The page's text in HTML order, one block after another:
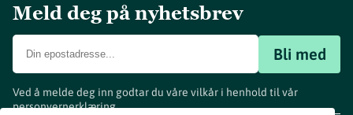
Meld deg på nyhetsbrev
Bli med
Ved å melde deg inn godtar du våre vilkår i henhold til vår
personvernerklæring.